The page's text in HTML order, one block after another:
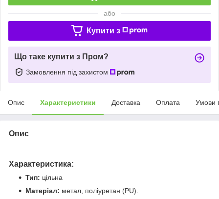
або
Купити з
Що таке купити з Пром?
Замовлення під захистом
Опис Характеристики Доставка Оплата Умови
Опис
Характеристика:
Тип: цільна
Матеріал: метал, поліуретан (PU).